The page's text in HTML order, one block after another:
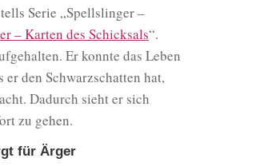
Serie „Spellslinger –
– Karten des Schicksals“.
Er konnte das Leben
den Schwarzschatten hat,
Dadurch sieht er sich
zu gehen.
für Ärger